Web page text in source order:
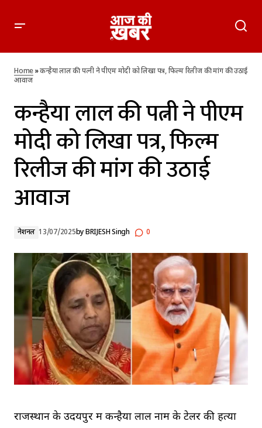
की उठाई आवाज
Home»कन्हैया लाल की पत्नी ने पीएम मोदी को लिखा पत्र, फिल्म रिलीज की मांग की उठाई
आवाज
कन्हैया लाल की पत्नी ने पीएम
मोदी को लिखा पत्र, फिल्म
रिलीज की मांग की उठाई
आवाज
नेशनल 13/07/2025byBRIJESH Singh 0
राजस्थान के उदयपुर में कन्हैया लाल नाम के टेलर की हत्या